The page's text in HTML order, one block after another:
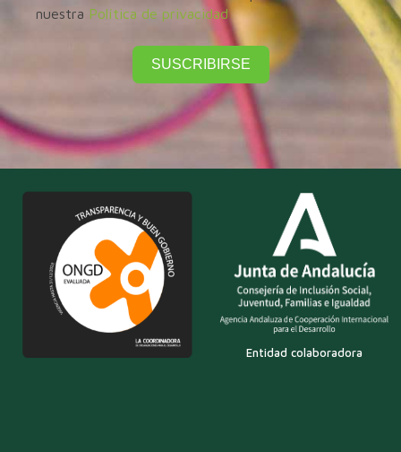
nuestra Política de privacidad
SUSCRIBIRSE
Entidad colaboradora